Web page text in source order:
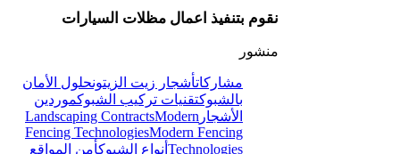
نقوم بتنفيذ اعمال مظلات السيارات
منشور
مشاركاتأشجار زيت الزيتونحلول الأمان
بالشبوكتقنيات تركيب الشبوكموردين
الأشجار
Landscaping ContractsModern
Fencing TechnologiesModern Fencing
Technologies أنواع الشبوكأمن المواقع